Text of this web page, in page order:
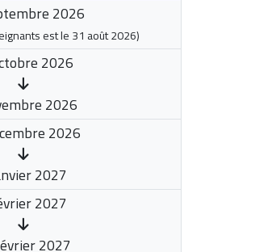
2026
est le 31 août 2026)
2026
2026
2026
2027
2027
2027